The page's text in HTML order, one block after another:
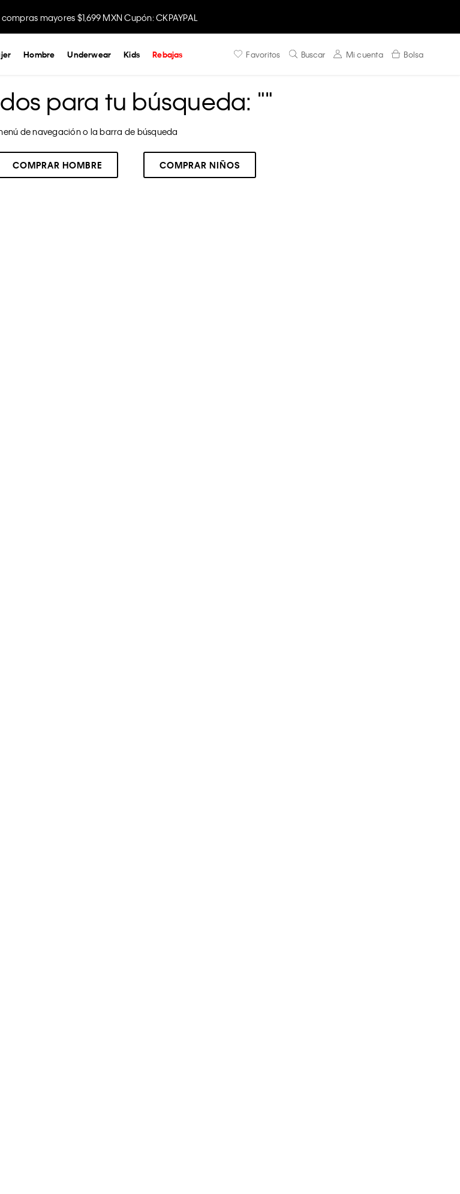
mayores $1,699 MXN Cupón: CKPAYPAL
envío gratis comprando en la app.
Favoritos Buscar Mi cuenta Bolsa
Hombre Underwear Kids Rebajas
para tu búsqueda: ""
de navegación o la barra de búsqueda
COMPRAR HOMBRE COMPRAR NIÑOS